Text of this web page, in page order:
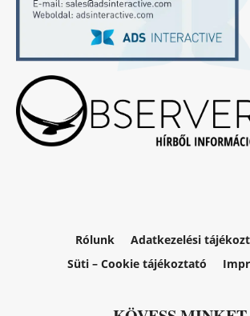
Rólunk
Adatkezelési
Süti – Cookie tájékoztató